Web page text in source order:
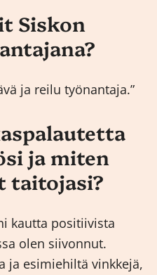
Siskon
ja reilu työnantaja.”
ja miten
taitojasi?
kautta positiivista
olen siivonnut.
ja esimiehiltä vinkkejä,